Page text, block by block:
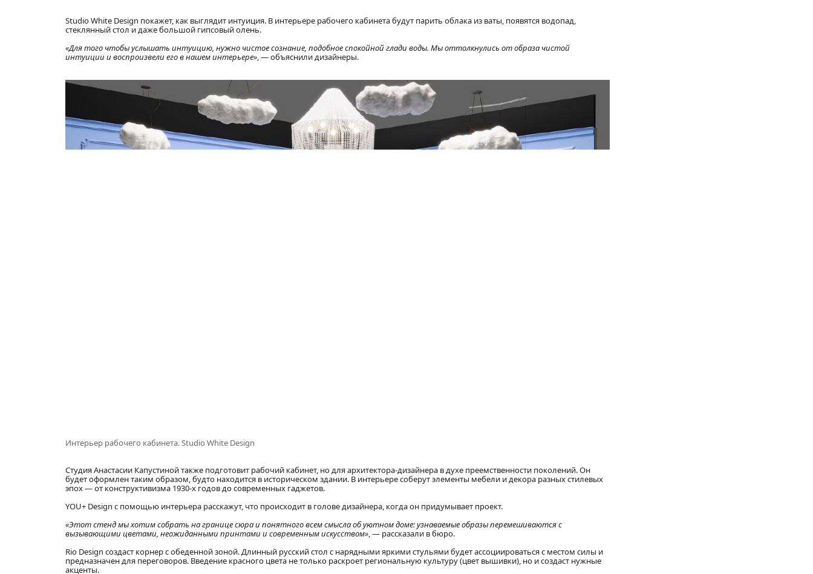
Studio White Design покажет, как выглядит интуиция. В интерьере рабочего кабинета будут парить облака из ваты, появятся водопад,
стеклянный стол и даже большой гипсовый олень.
«Для того чтобы услышать интуицию, нужно чистое сознание, подобное спокойной глади воды. Мы оттолкнулись от образа чистой
интуиции и воспроизвели его в нашем интерьере», — объяснили дизайнеры.
Интерьер рабочего кабинета. Studio White Design
Студия Анастасии Капустиной также подготовит рабочий кабинет, но для архитектора-дизайнера в духе преемственности поколений. Он
будет оформлен таким образом, будто находится в историческом здании. В интерьере соберут элементы мебели и декора разных стилевых
эпох — от конструктивизма 1930-х годов до современных гаджетов.
YOU+ Design с помощью интерьера расскажут, что происходит в голове дизайнера, когда он придумывает проект.
«Этот стенд мы хотим собрать на границе сюра и понятного всем смысла об уютном доме: узнаваемые образы перемешиваются с
вызывающими цветами, неожиданными принтами и современным искусством», — рассказали в бюро.
Rio Design создаст корнер с обеденной зоной. Длинный русский стол с нарядными яркими стульями будет ассоциироваться с местом силы и
предназначен для переговоров. Введение красного цвета не только раскроет региональную культуру (цвет вышивки), но и создаст нужные
акценты.